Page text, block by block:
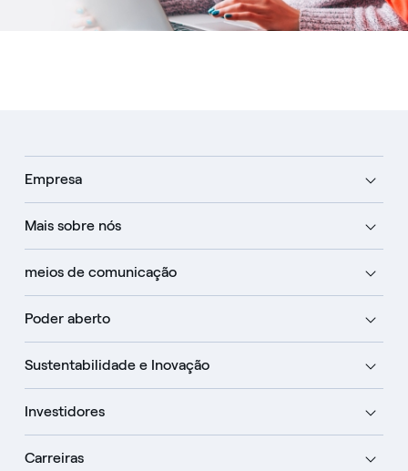
Empresa
Mais sobre nós
meios de comunicação
Poder aberto
Sustentabilidade e Inovação
Investidores
Carreiras